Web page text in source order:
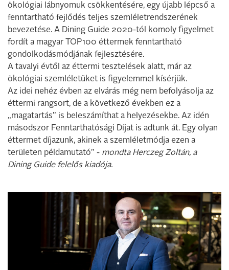
ökológiai lábnyomuk csökkentésére, egy újabb lépcső a
fenntartható fejlődés teljes szemléletrendszerének
bevezetése. A Dining Guide 2020-tól komoly figyelmet
fordít a magyar TOP100 éttermek fenntartható
gondolkodásmódjának fejlesztésére.
A tavalyi évtől az éttermi tesztelések alatt, már az
ökológiai szemléletüket is figyelemmel kísérjük.
Az idei nehéz évben az elvárás még nem befolyásolja az
éttermi rangsort, de a következő években ez a
„magatartás” is beleszámíthat a helyezésekbe. Az idén
másodszor Fenntarthatósági Díjat is adtunk át. Egy olyan
éttermet díjazunk, akinek a szemléletmódja ezen a
területen példamutató” - mondta Herczeg Zoltán, a
Dining Guide felelős kiadója.